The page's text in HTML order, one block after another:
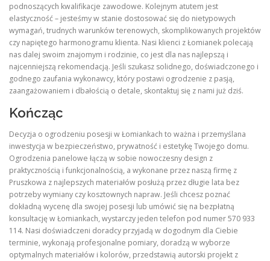
podnoszących kwalifikacje zawodowe. Kolejnym atutem jest
elastyczność – jesteśmy w stanie dostosować się do nietypowych
wymagań, trudnych warunków terenowych, skomplikowanych projektów
czy napiętego harmonogramu klienta. Nasi klienci z Łomianek polecają
nas dalej swoim znajomym i rodzinie, co jest dla nas najlepszą i
najcenniejszą rekomendacją. Jeśli szukasz solidnego, doświadczonego i
godnego zaufania wykonawcy, który postawi ogrodzenie z pasją,
zaangażowaniem i dbałością o detale, skontaktuj się z nami już dziś.
Kończąc
Decyzja o ogrodzeniu posesji w Łomiankach to ważna i przemyślana
inwestycja w bezpieczeństwo, prywatność i estetykę Twojego domu.
Ogrodzenia panelowe łączą w sobie nowoczesny design z
praktycznością i funkcjonalnością, a wykonane przez naszą firmę z
Pruszkowa z najlepszych materiałów posłużą przez długie lata bez
potrzeby wymiany czy kosztownych napraw. Jeśli chcesz poznać
dokładną wycenę dla swojej posesji lub umówić się na bezpłatną
konsultację w Łomiankach, wystarczy jeden telefon pod numer 570 933
114. Nasi doświadczeni doradcy przyjadą w dogodnym dla Ciebie
terminie, wykonają profesjonalne pomiary, doradzą w wyborze
optymalnych materiałów i kolorów, przedstawią autorski projekt z